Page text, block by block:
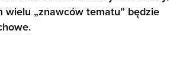
wielu „znawców tematu” będzie